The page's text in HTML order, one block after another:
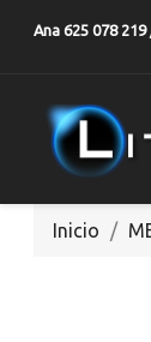
Ana 625 078
Inicio